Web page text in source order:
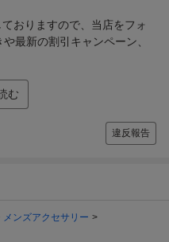
おりますので、当店をフォ
最新の割引キャンペーン、
む
違反報告
メンズアクセサリー